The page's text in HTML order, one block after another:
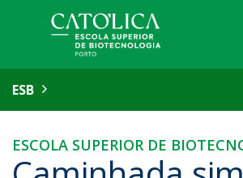
ESB
ESCOLA SUPERIOR DE